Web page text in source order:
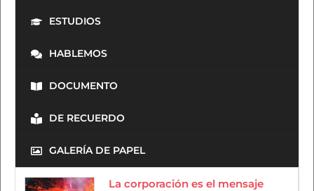
ESTUDIOS
HABLEMOS
DOCUMENTO
DE RECUERDO
GALERÍA DE PAPEL
La corporación es el mensaje